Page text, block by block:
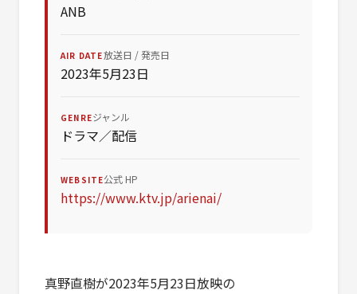
ANB
AIR DATE放送日 / 発売日
2023年5月23日
GENREジャンル
ドラマ／配信
WEBSITE公式 HP
https://www.ktv.jp/arienai/
真野直樹が2023年5月23日放映の